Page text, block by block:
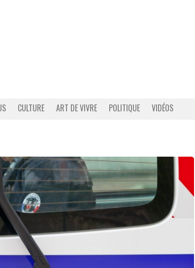
CULTURE ART DE VIVRE POLITIQUE VIDÉOS